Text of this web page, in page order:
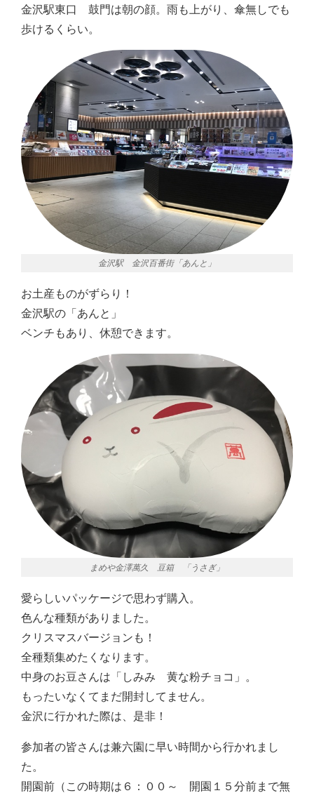
金沢駅東口 鼓門は朝の顔。雨も上がり、傘無しでも
歩けるくらい。
金沢駅 金沢百番街「あんと」
お土産ものがずらり！
金沢駅の「あんと」
ベンチもあり、休憩できます。
まめや金澤萬久 豆箱 「うさぎ」
愛らしいパッケージで思わず購入。
色んな種類がありました。
クリスマスバージョンも！
全種類集めたくなります。
中身のお豆さんは「しみみ 黄な粉チョコ」。
もったいなくてまだ開封してません。
金沢に行かれた際は、是非！
参加者の皆さんは兼六園に早い時間から行かれまし
た。
開園前（この時期は６：００～ 開園１５分前まで無